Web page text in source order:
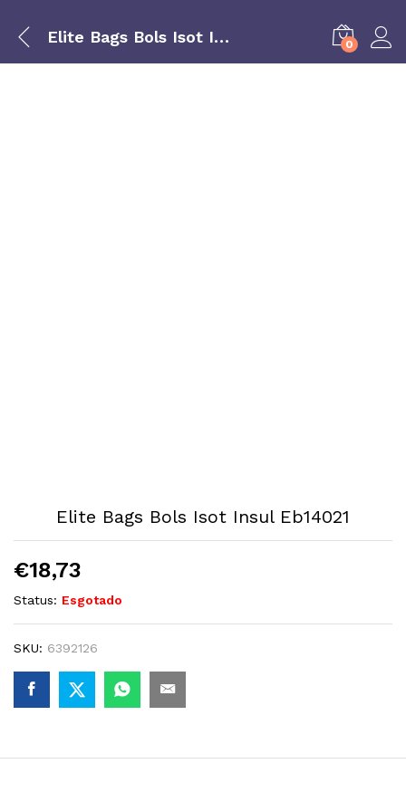
Elite Bags Bols Isot Insul Eb14021 0
Elite Bags Bols Isot Insul Eb14021
€18,73
Status: Esgotado
SKU: 6392126